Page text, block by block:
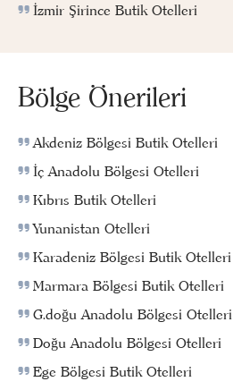
İzmir Şirince Butik Otelleri
Bölge Önerileri
Akdeniz Bölgesi Butik Otelleri
İç Anadolu Bölgesi Otelleri
Kıbrıs Butik Otelleri
Yunanistan Otelleri
Karadeniz Bölgesi Butik Otelleri
Marmara Bölgesi Butik Otelleri
G.doğu Anadolu Bölgesi Otelleri
Doğu Anadolu Bölgesi Otelleri
Ege Bölgesi Butik Otelleri